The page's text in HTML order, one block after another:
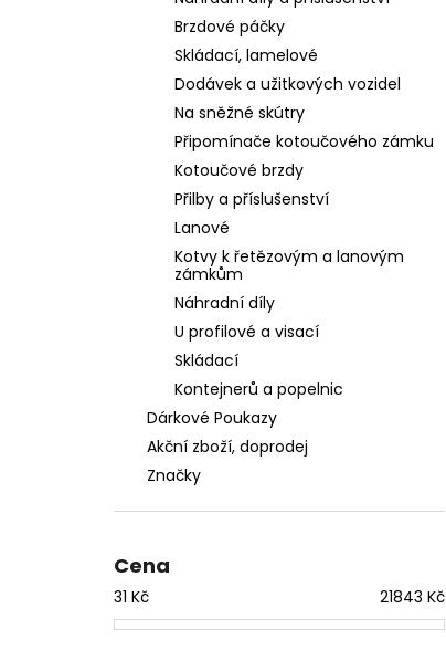
Brzdové páčky
Skládací, lamelové
Dodávek a užitkových vozidel
Na sněžné skútry
Připomínače kotoučového zámku
Kotoučové brzdy
Přilby a příslušenství
Lanové
Kotvy k řetězovým a lanovým
zámkům
Náhradní díly
U profilové a visací
Skládací
Kontejnerů a popelnic
Dárkové Poukazy
Akční zboží, doprodej
Značky
Cena
31 Kč 21843 Kč